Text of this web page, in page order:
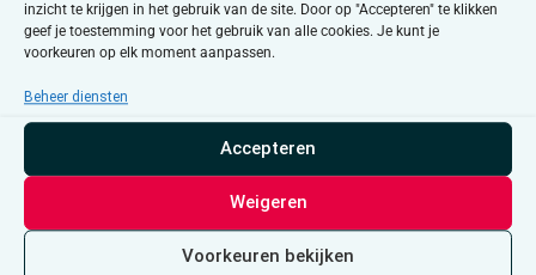
inzicht te krijgen in het gebruik van de site. Door op "Accepteren" te klikken
geef je toestemming voor het gebruik van alle cookies. Je kunt je
voorkeuren op elk moment aanpassen.
Beheer diensten
Accepteren
Weigeren
Voorkeuren bekijken
Evenementen at this locatie
BerichtEr zijn geen resultaten gevonden.
Aankomende
Selecteer
datum.Vorige Volgende